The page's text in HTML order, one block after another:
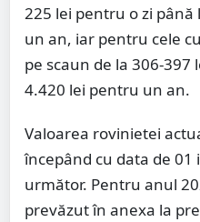
225 lei pentru o zi
un an, iar pentru cele
pe scaun de la 306-397
4.420 lei pentru un an.
Valoarea rovinietei
începând cu data de
următor. Pentru anul
prevăzut în anexa la